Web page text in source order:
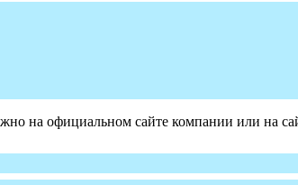
на официальном сайте компании или на